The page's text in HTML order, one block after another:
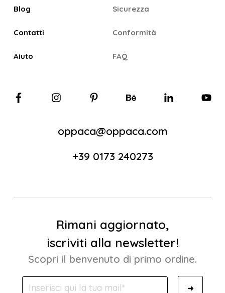
Rimani aggiornato,
iscriviti alla newsletter!
Scopri il benvenuto di primo ordine.
Blog
Contatti
Aiuto
Sicurezza
Conformità
FAQ
oppaca@oppaca.com
+39 0173 240273